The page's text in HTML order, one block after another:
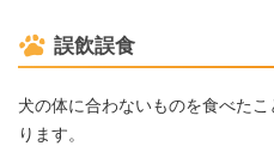
誤飲誤食
犬の体に合わないものを食べた
ります。